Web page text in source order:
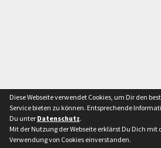
Diese Webseite verwendet Cookies, um Dir den
Service bieten zu können. Entsprechende
Du unter Datenschutz.
Mit der Nutzung der Webseite erklärst Du Dich mit
Verwendung von Cookies einverstanden.